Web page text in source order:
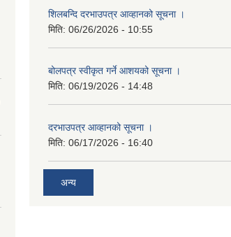
शिलबन्दि दरभाउपत्र आव्हानको सूचना ।
मिति: 06/26/2026 - 10:55
बोलपत्र स्वीकृत गर्ने आशयको सूचना ।
मिति: 06/19/2026 - 14:48
दरभाउपत्र आव्हानको सूचना ।
मिति: 06/17/2026 - 16:40
अन्य